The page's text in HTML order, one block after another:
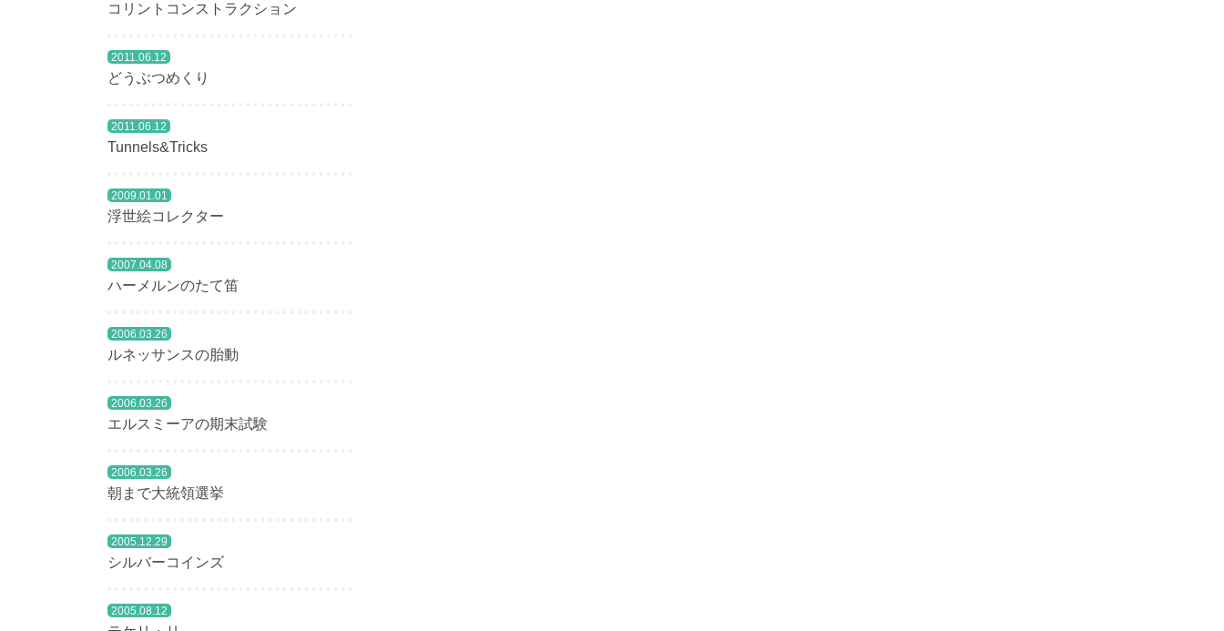
コリントコンストラクション
2011.06.12
どうぶつめくり
2011.06.12
Tunnels&Tricks
2009.01.01
浮世絵コレクター
2007.04.08
ハーメルンのたて笛
2006.03.26
ルネッサンスの胎動
2006.03.26
エルスミーアの期末試験
2006.03.26
朝まで大統領選挙
2005.12.29
シルバーコインズ
2005.08.12